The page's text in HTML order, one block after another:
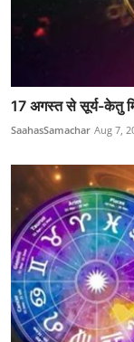
17 अगस्त से सूर्य-केतु
SaahasSamachar Aug 7,